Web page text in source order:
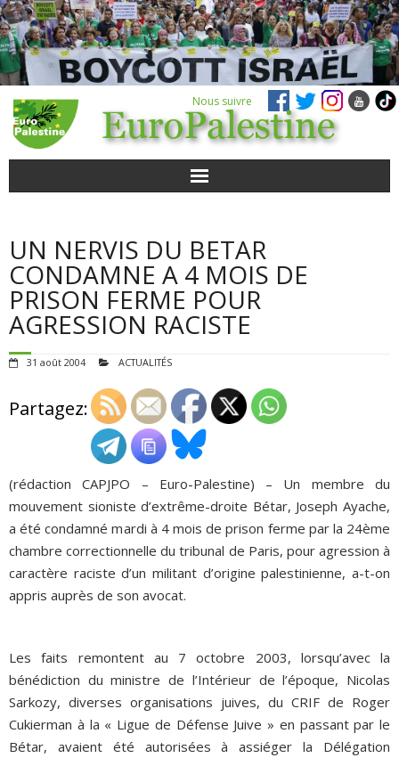
Nous suivre
POUR AGIR
AGENDA
QUI SOMMES-NOUS ?
ADHÉSIONS, DONS, CONTACT
UN NERVIS DU BETAR
CONDAMNE A 4 MOIS DE
PRISON FERME POUR
AGRESSION RACISTE
31 août 2004 ACTUALITÉS
Partagez:
(rédaction CAPJPO – Euro-Palestine) – Un membre du
mouvement sioniste d’extrême-droite Bétar, Joseph Ayache,
a été condamné mardi à 4 mois de prison ferme par la 24ème
chambre correctionnelle du tribunal de Paris, pour agression à
caractère raciste d’un militant d’origine palestinienne, a-t-on
appris auprès de son avocat.
Les faits remontent au 7 octobre 2003, lorsqu’avec la
bénédiction du ministre de l’Intérieur de l’époque, Nicolas
Sarkozy, diverses organisations juives, du CRIF de Roger
Cukierman à la « Ligue de Défense Juive » en passant par le
Bétar, avaient été autorisées à assiéger la Délégation